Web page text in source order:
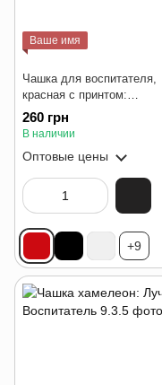
Ваше имя
Чашка для воспитателя,
красная с принтом:
Благодарим
260 грн
В наличии
Оптовые цены
+9